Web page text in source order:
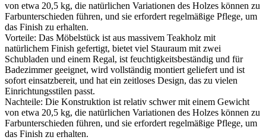
von etwa 20,5 kg, die natürlichen Variationen des Holzes können zu
Farbunterschieden führen, und sie erfordert regelmäßige Pflege, um
das Finish zu erhalten.
Vorteile: Das Möbelstück ist aus massivem Teakholz mit
natürlichem Finish gefertigt, bietet viel Stauraum mit zwei
Schubladen und einem Regal, ist feuchtigkeitsbeständig und für
Badezimmer geeignet, wird vollständig montiert geliefert und ist
sofort einsatzbereit, und hat ein zeitloses Design, das zu vielen
Einrichtungsstilen passt.
Nachteile: Die Konstruktion ist relativ schwer mit einem Gewicht
von etwa 20,5 kg, die natürlichen Variationen des Holzes können zu
Farbunterschieden führen, und sie erfordert regelmäßige Pflege, um
das Finish zu erhalten.